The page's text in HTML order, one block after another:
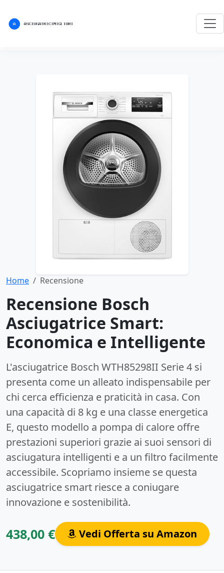
Home Recensione
Recensione Bosch
Asciugatrice Smart:
Economica e Intelligente
L'asciugatrice Bosch WTH85298II Serie 4 si
presenta come un alleato indispensabile per
chi cerca efficienza e praticità in casa. Con
una capacità di 8 kg e una classe energetica
E, questo modello a pompa di calore offre
prestazioni superiori grazie ai suoi sensori di
asciugatura intelligenti e a un filtro facilmente
accessibile. Scopriamo insieme se questa
asciugatrice smart riesce a coniugare
innovazione e sostenibilità.
438,00 € Vedi Offerta su Amazon